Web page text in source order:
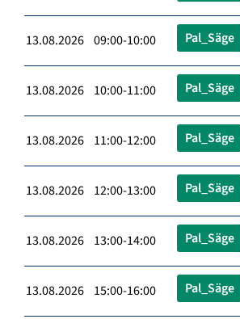
13.08.2026 09:00-10:00 Pal_Säge
13.08.2026 10:00-11:00 Pal_Säge
13.08.2026 11:00-12:00 Pal_Säge
13.08.2026 12:00-13:00 Pal_Säge
13.08.2026 13:00-14:00 Pal_Säge
13.08.2026 15:00-16:00 Pal_Säge